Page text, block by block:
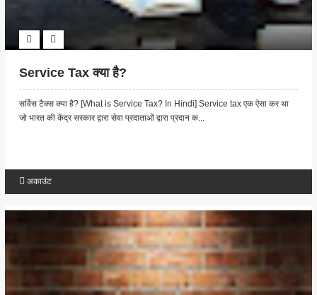
Service Tax क्या है?
सर्विस टैक्स क्या है? [What is Service Tax? In Hindi] Service tax एक ऐसा कर था
जो भारत की केंद्र सरकार द्वारा सेवा प्रदाताओं द्वारा प्रदान क...
अकाउंट